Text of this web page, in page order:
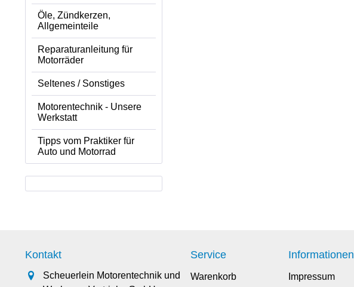
Öle, Zündkerzen,
Allgemeinteile
Reparaturanleitung für
Motorräder
Seltenes / Sonstiges
Motorentechnik - Unsere
Werkstatt
Tipps vom Praktiker für
Auto und Motorrad
Kontakt
Scheuerlein Motorentechnik und
Service
Warenkorb
Informationen
Impressum